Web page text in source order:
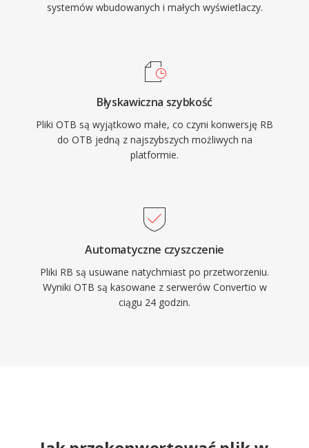
systemów wbudowanych i małych wyświetlaczy.
Błyskawiczna szybkość
Pliki OTB są wyjątkowo małe, co czyni konwersję RB
do OTB jedną z najszybszych możliwych na
platformie.
Automatyczne czyszczenie
Pliki RB są usuwane natychmiast po przetworzeniu.
Wyniki OTB są kasowane z serwerów Convertio w
ciągu 24 godzin.